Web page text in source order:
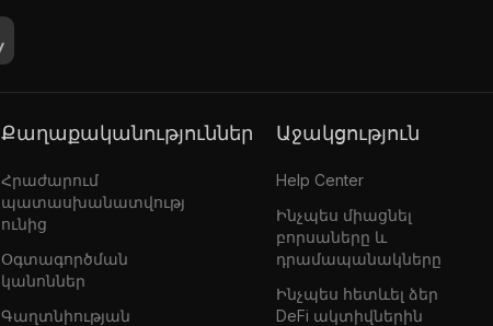
Քաղաքականություններ
Հրաժարում
պատասխանատվությ
ունից
Օգտագործման
կանոններ
Գաղտնիության
Աջակցություն
Help Center
Ինչպես միացնել
բորսաները և
դրամապանակները
Ինչպես հետևել ձեր
DeFi ակտիվներին